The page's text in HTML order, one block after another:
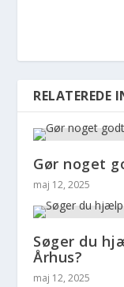
RELATEREDE
Gør noget
maj 12, 2025
Søger du
Århus?
maj 12, 2025